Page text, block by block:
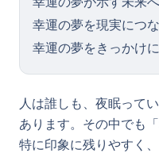
幸運の夢を現実につ
幸運の夢をきっかけ
人は誰しも、夜眠って
あります。その中でも
特に印象に残りやすく